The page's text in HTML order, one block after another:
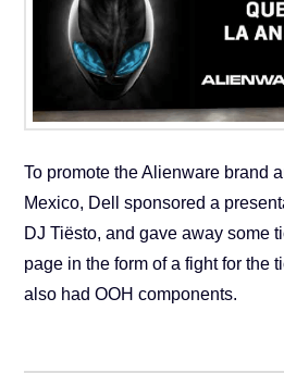
To promote the Alienware brand
Mexico, Dell sponsored a
DJ Tiësto, and gave away some
page in the form of a fight for the
also had OOH components.